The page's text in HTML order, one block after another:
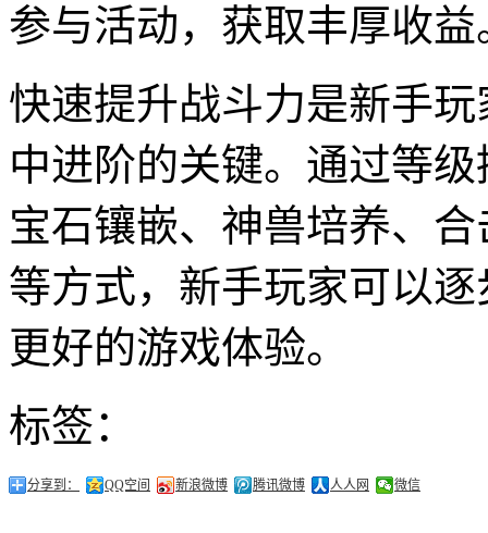
参与活动，获取丰厚收益
快速提升战斗力是新手
中进阶的关键。通过等
宝石镶嵌、神兽培养、
等方式，新手玩家可以
更好的游戏体验。
标签：
分享到： QQ空间 新浪微博 腾讯微博 人人网 微信